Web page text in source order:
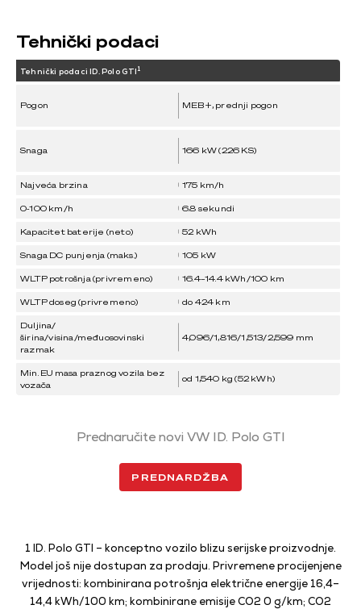
Tehnički podaci
Tehnički podaci ID. Polo GTI 1
Pogon MEB+, prednji pogon
Snaga 166 kW (226 KS)
Najveća brzina 175 km/h
0-100 km/h 6.8 sekundi
Kapacitet baterije (neto) 52 kWh
Snaga DC punjenja (maks.) 105 kW
WLTP potrošnja (privremeno) 16.4–14.4 kWh/100 km
WLTP doseg (privremeno) do 424 km
Duljina/
širina/visina/međuosovinski
razmak
4,096/1,816/1,513/2,599 mm
Min. EU masa praznog vozila bez
vozača
od 1,540 kg (52 kWh)
Prednaručite novi VW ID. Polo GTI
PREDNARDŽBA
1 ID. Polo GTI – konceptno vozilo blizu serijske proizvodnje.
Model još nije dostupan za prodaju. Privremene procijenjene
vrijednosti: kombinirana potrošnja električne energije 16,4–
14,4 kWh/100 km; kombinirane emisije CO2 0 g/km; CO2